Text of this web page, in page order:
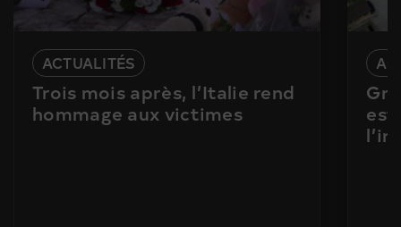
ACTUALITÉS
Trois mois après, l’Italie rend
hommage aux victimes
est